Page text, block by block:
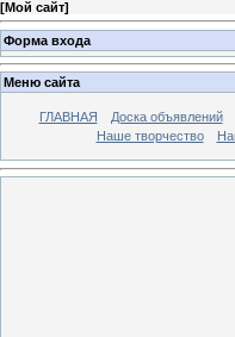
[Мой сайт]
Форма входа
Меню сайта
ГЛАВНАЯ Доска объявлений
Наше творчество